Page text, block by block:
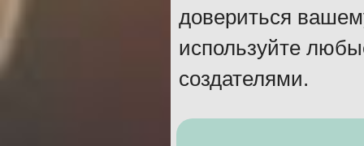
довериться
используйте
создателями.